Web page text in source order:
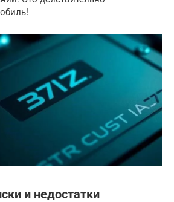
и недостатки